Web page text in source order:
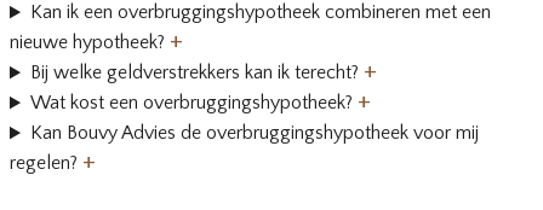
Kan ik een overbruggingshypotheek combineren met een
nieuwe hypotheek? +
Bij welke geldverstrekkers kan ik terecht? +
Wat kost een overbruggingshypotheek? +
Kan Bouvy Advies de overbruggingshypotheek voor mij
regelen? +